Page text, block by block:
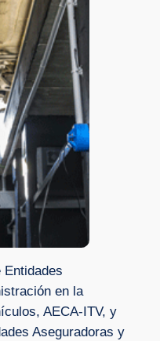
Entidades
en la
AECA-ITV, y
Aseguradoras y